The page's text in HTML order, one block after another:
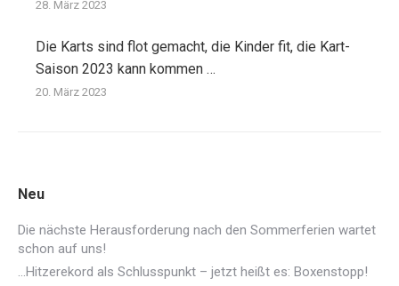
28. März 2023
Die Karts sind flot gemacht, die Kinder fit, die Kart-
Saison 2023 kann kommen …
20. März 2023
Neu
Die nächste Herausforderung nach den Sommerferien wartet
schon auf uns!
…Hitzerekord als Schlusspunkt – jetzt heißt es: Boxenstopp!